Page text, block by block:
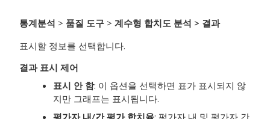
통계분석 > 품질 도구 > 계수형 합치도 분석 > 결과
표시할 정보를 선택합니다.
결과 표시 제어
표시 안 함: 이 옵션을 선택하면 표가 표시되지 않
지만 그래프는 표시됩니다.
평가자 내/간 평가 합치율: 평가자 내 및 평가자 간